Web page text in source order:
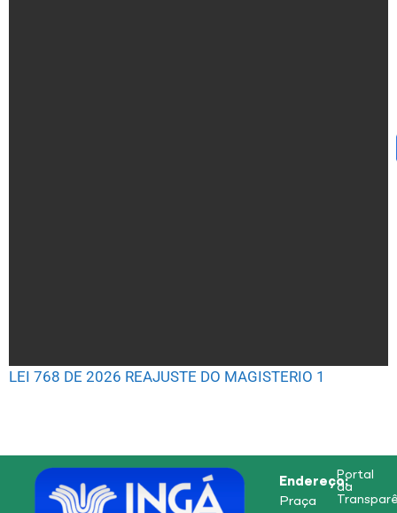
LEI 768 DE 2026 REAJUSTE DO MAGISTERIO 1
Endereço:
Praça
Portal
da